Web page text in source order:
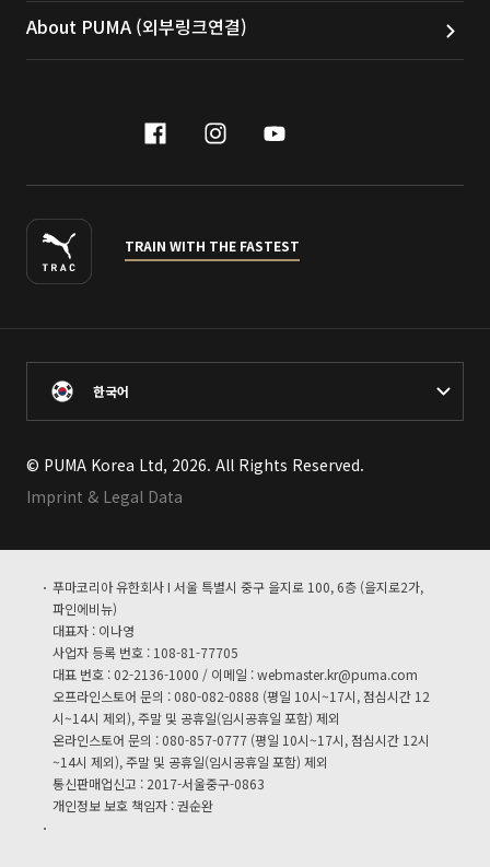
About PUMA (외부링크연결)
facebook
instagram
youtube
TRAIN WITH THE FASTEST
한국어
© PUMA Korea Ltd, 2026. All Rights Reserved.
Imprint & Legal Data
푸마코리아 유한회사 I 서울 특별시 중구 을지로 100, 6층 (을지로2가,
파인에비뉴)
대표자 : 이나영
사업자 등록 번호 : 108-81-77705
대표 번호 : 02-2136-1000 / 이메일 :webmaster.kr@puma.com
오프라인스토어 문의 : 080-082-0888 (평일 10시~17시, 점심시간 12
시~14시 제외), 주말 및 공휴일(임시공휴일 포함) 제외
온라인스토어 문의 : 080-857-0777 (평일 10시~17시, 점심시간 12시
~14시 제외), 주말 및 공휴일(임시공휴일 포함) 제외
통신판매업신고 : 2017-서울중구-0863
개인정보 보호 책임자 : 권순완